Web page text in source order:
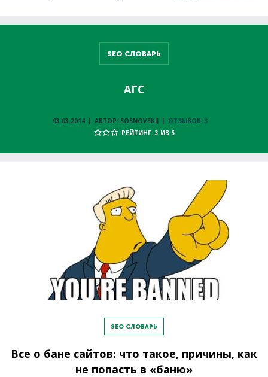
SEO СЛОВАРЬ
АГС
03.03.2014 АВТОР: SOSNOVSKIJ
ОТЗЫВОВ: 3
РЕЙТИНГ: 3 ИЗ 5
SEO СЛОВАРЬ
Все о бане сайтов: что такое, причины, как
не попасть в «баню»